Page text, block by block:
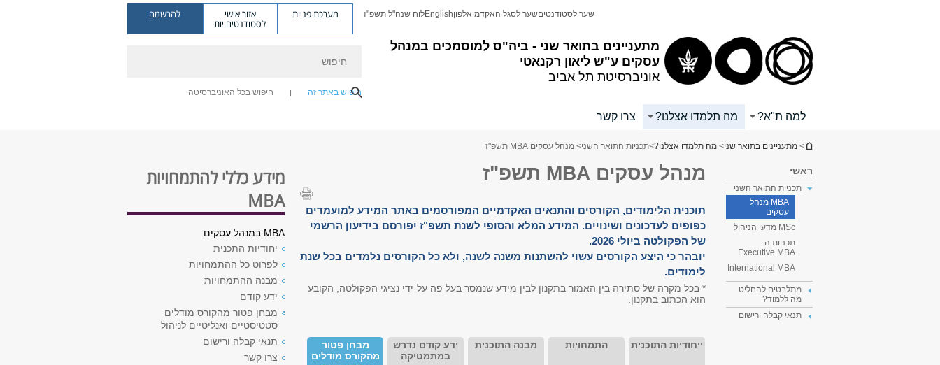
מתעניינים בתואר שני - ביה"ס למוסמכים במנהל
עסקים ע"ש ליאון רקנאטי
אוניברסיטת תל אביב
שער לסטודנטיםשער לסגל האקדמיאלפוןEnglishלוח שנה"ל תשפ"ז מערכת פניות אזור אישי
לסטודנטים.יות
להרשמה
חיפוש באתר זה חיפוש בכל האוניברסיטה
למה ת"א? מה תלמדו אצלנו? צרו קשר
הינך נמצא כאן
> מתעניינים בתואר שני> מה תלמדו אצלנו?>תכניות התואר השני> מנהל עסקים MBA תשפ"ז
ראשי
תכניות התואר השני
MBA מנהל
עסקים
MSc מדעי הניהול
תכניות ה-
Executive MBA
International MBA
מתלבטים להחליט
מה ללמוד?
תנאי קבלה ורישום
מנהל עסקים MBA תשפ"ז
תוכנית הלימודים, הקורסים והתנאים האקדמיים המפורסמים באתר המידע למועמדים
כפופים לעדכונים ושינויים. המידע המלא והסופי לשנת תשפ"ז יפורסם בידיעון הרשמי
של הפקולטה ביולי 2026.
יובהר כי היצע הקורסים עשוי להשתנות משנה לשנה, ולא כל הקורסים נלמדים בכל שנת
לימודים.
* בכל מקרה של סתירה בין האמור בתקנון לבין מידע שנמסר בעל פה על-ידי נציגי הפקולטה, הקובע
הוא הכתוב בתקנון.
ייחודיות התוכנית התמחויות מבנה התוכנית
ידע קודם נדרש
במתמטיקה
מבחן פטור
מהקורס מודלים
מידע כללי להתמחויות
MBA
MBA במנהל עסקים
יחודיות התכנית
לפרוט כל ההתמחויות
מבנה ההתמחויות
ידע קודם
מבחן פטור מהקורס מודלים
סטטיסטיים ואנליטיים לניהול
תנאי קבלה ורישום
צרו קשר